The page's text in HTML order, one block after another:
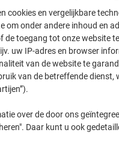
cookies en vergelijkbare
om onder andere inhoud en
de toegang tot onze website
uw IP-adres en browser
van de website te
van de betreffende
over de door ons
Daar kunt u ook